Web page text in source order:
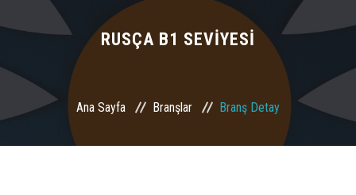
HAKKIMIZDA
KURS MERKEZLERİ
BRANŞLAR
RUSÇA B1 SEVİYESİ
Ana Sayfa Branşlar Branş Detay